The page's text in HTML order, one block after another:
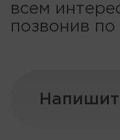
всем
позвонив